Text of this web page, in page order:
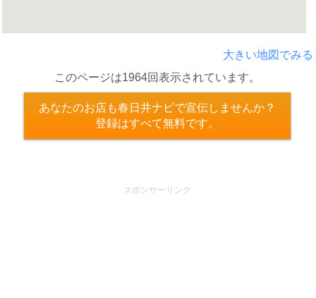
大きい地図でみる
このページは1964回表示されています。
あなたのお店も春日井ナビで宣伝しませんか？
登録はすべて無料です。
スポンサーリンク